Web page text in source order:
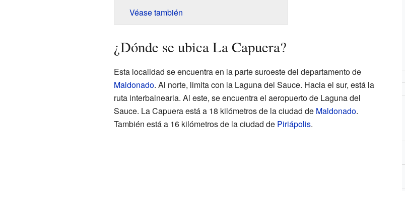
Véase también
¿Dónde se ubica La Capuera?
Esta localidad se encuentra en la parte suroeste del departamento de
Maldonado. Al norte, limita con la Laguna del Sauce. Hacia el sur, está la
ruta interbalnearia. Al este, se encuentra el aeropuerto de Laguna del
Sauce. La Capuera está a 18 kilómetros de la ciudad de Maldonado.
También está a 16 kilómetros de la ciudad de Piriápolis.